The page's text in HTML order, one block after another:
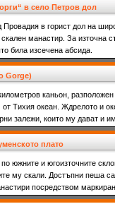
в село Петров дол
Провадия в горист дол на
манастир. За източна
била изсечена абсида.
Gorge)
каньон,
Тихия океан. Ждрелото и
залежи, които му дават и
плато
южните и югоизточните
му скали. Достъпни пеша
посредством